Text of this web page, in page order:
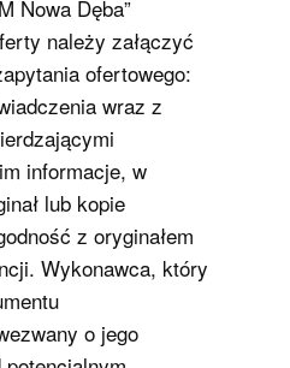
Nowa Dęba”
należy załączyć
ofertowego:
wraz z
informacje, w
lub kopie
z oryginałem
Wykonawca, który
o jego